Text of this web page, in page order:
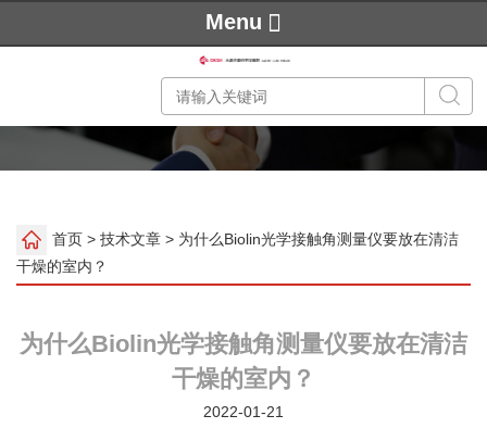
Menu
首页 > 技术文章 > 为什么Biolin光学接触角测量仪要放在清洁
干燥的室内？
为什么Biolin光学接触角测量仪要放在清洁
干燥的室内？
2022-01-21